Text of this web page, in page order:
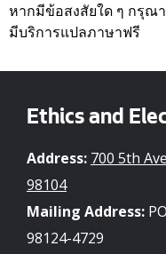
หากมีข้อสงสัยใด ๆ กรุณ
มีบริการแปลภาษาฟรี
Ethics and
Address: 700 5th
98104
Mailing Address:
98124-4729